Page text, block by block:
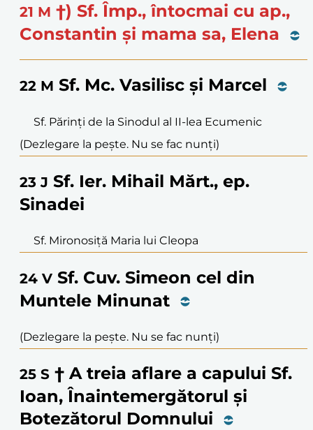
21 M †) Sf. Împ., întocmai cu ap.,
Constantin și mama sa, Elena
22 M Sf. Mc. Vasilisc și Marcel
Sf. Părinți de la Sinodul al II-lea Ecumenic
(Dezlegare la pește. Nu se fac nunți)
23 J Sf. Ier. Mihail Mărt., ep.
Sinadei
Sf. Mironosiță Maria lui Cleopa
24 V Sf. Cuv. Simeon cel din
Muntele Minunat
(Dezlegare la pește. Nu se fac nunți)
25 S † A treia aflare a capului Sf.
Ioan, Înaintemergătorul și
Botezătorul Domnului